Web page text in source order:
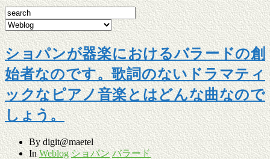
ショパンが器楽におけるバラードの創
始者なのです。歌詞のないドラマティ
ックなピアノ音楽とはどんな曲なので
しょう。
Bydigit@maetel
In Weblog ショパン バラード